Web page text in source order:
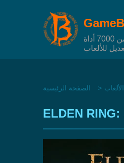
يدعم أكثر من 7000 أداة
للألعاب
الصفحة الرئيسية